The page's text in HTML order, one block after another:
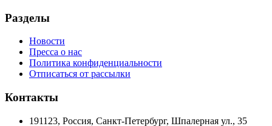
Разделы
Новости
Пресса о нас
Политика конфиденциальности
Отписаться от рассылки
Контакты
191123, Россия, Санкт-Петербург, Шпалерная ул., 35